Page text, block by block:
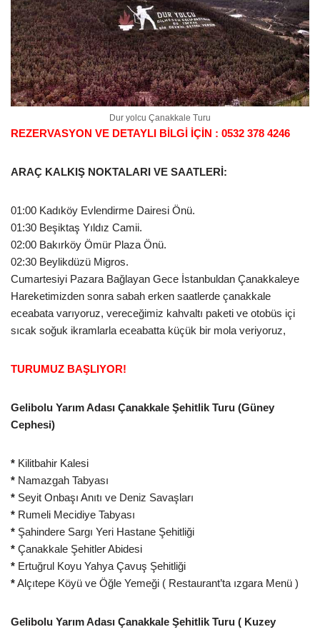
Dur yolcu Çanakkale Turu
REZERVASYON VE DETAYLI BİLGİ İÇİN : 0532 378 4246
ARAÇ KALKIŞ NOKTALARI VE SAATLERİ:
01:00 Kadıköy Evlendirme Dairesi Önü.
01:30 Beşiktaş Yıldız Camii.
02:00 Bakırköy Ömür Plaza Önü.
02:30 Beylikdüzü Migros.
Cumartesiyi Pazara Bağlayan Gece İstanbuldan Çanakkaleye
Hareketimizden sonra sabah erken saatlerde çanakkale
eceabata varıyoruz, vereceğimiz kahvaltı paketi ve otobüs içi
sıcak soğuk ikramlarla eceabatta küçük bir mola veriyoruz,
TURUMUZ BAŞLIYOR!
Gelibolu Yarım Adası Çanakkale Şehitlik Turu (Güney
Cephesi)
* Kilitbahir Kalesi
* Namazgah Tabyası
* Seyit Onbaşı Anıtı ve Deniz Savaşları
* Rumeli Mecidiye Tabyası
* Şahindere Sargı Yeri Hastane Şehitliği
* Çanakkale Şehitler Abidesi
* Ertuğrul Koyu Yahya Çavuş Şehitliği
*Alçıtepe Köyü ve Öğle Yemeği ( Restaurant’ta ızgara Menü )
Gelibolu Yarım Adası Çanakkale Şehitlik Turu ( Kuzey